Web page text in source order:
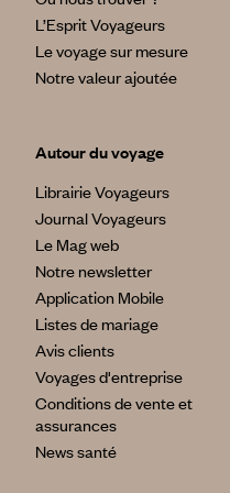
L’Esprit Voyageurs
Le voyage sur mesure
Notre valeur ajoutée
Autour du voyage
Librairie Voyageurs
Journal Voyageurs
Le Mag web
Notre newsletter
Application Mobile
Listes de mariage
Avis clients
Voyages d'entreprise
Conditions de vente et
assurances
News santé